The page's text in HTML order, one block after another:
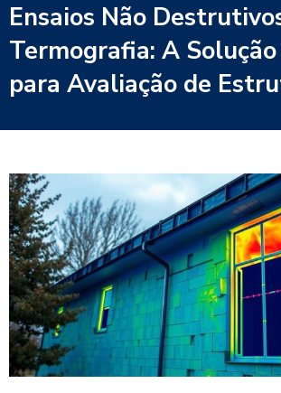
Ensaios Não
Termografia: A
para Avaliação de